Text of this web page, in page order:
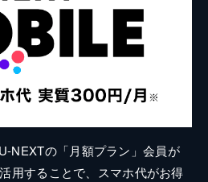
NEXTの「月額プラン」会員が
用することで、スマホ代がお得